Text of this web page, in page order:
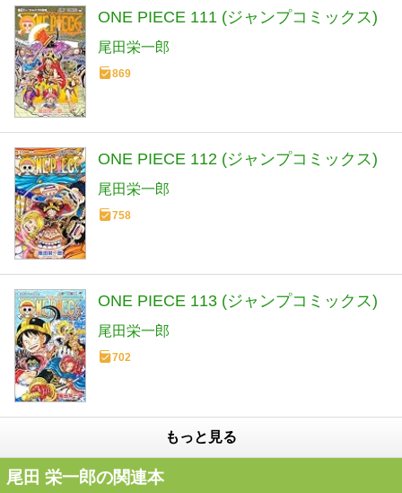
ONE PIECE 111 (ジャンプコミックス)
尾田栄一郎
869
ONE PIECE 112 (ジャンプコミックス)
尾田栄一郎
758
ONE PIECE 113 (ジャンプコミックス)
尾田栄一郎
702
もっと見る
尾田 栄一郎の関連本